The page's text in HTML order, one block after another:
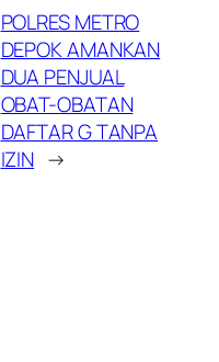
POLRES METRO
DEPOK AMANKAN
DUA PENJUAL
OBAT-OBATAN
DAFTAR G TANPA
IZIN →